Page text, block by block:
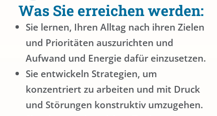
Was Sie erreichen werden:
Sie lernen, Ihren Alltag nach ihren Zielen
und Prioritäten auszurichten und
Aufwand und Energie dafür einzusetzen.
Sie entwickeln Strategien, um
konzentriert zu arbeiten und mit Druck
und Störungen konstruktiv umzugehen.